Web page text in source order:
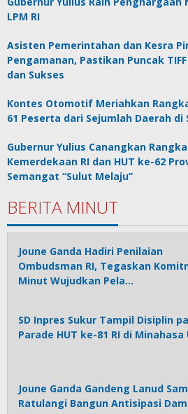
LPM RI
Asisten Pemerintahan dan Kesra
Pengamanan, Pastikan Puncak
dan Sukses
Kontes Otomotif Meriahkan
61 Peserta dari Sejumlah Daerah di
Gubernur Yulius Canangkan
Kemerdekaan RI dan HUT ke-62
Semangat “Sulut Melaju”
BERITA MINUT
Joune Ganda Hadiri Penilaian
Ombudsman RI, Tegaskan
Minut Wujudkan Pela…
SD Inpres Sukur Tampil Disiplin
Parade HUT ke-81 RI di Minahasa
Joune Ganda Gandeng Lanud Sam
Ratulangi Bangun Antisipasi